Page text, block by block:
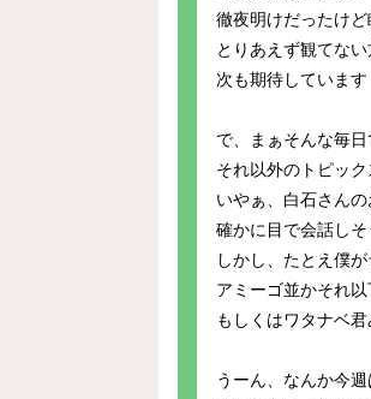
徹夜明けだったけど
とりあえず観てな
次も期待しています
で、まぁそんな毎
それ以外のトピッ
いやぁ、白石さん
確かに目で会話し
しかし、たとえ僕
アミーゴ並かそれ以
もしくはワタナベ
うーん、なんか今週